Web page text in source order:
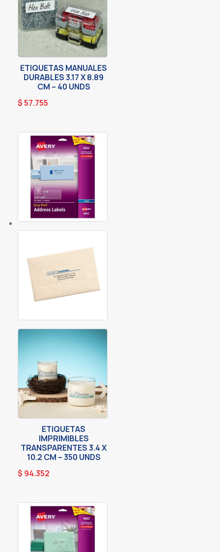
ETIQUETAS MANUALES
DURABLES 3.17 X 8.89
CM – 40 UNDS
$57.755
ETIQUETAS
IMPRIMIBLES
TRANSPARENTES 3.4 X
10.2 CM – 350 UNDS
$ 94.352